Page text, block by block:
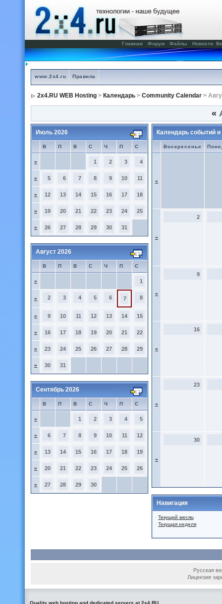
Главная Форум Файлы Новости
www.2x4.ru Правила
2x4.RU WEB Hosting > Календарь > Community Calendar >
«
Июль 2026
В П В С Ч П С
» 1 2 3 4
» 5 6 7 8 9 10 11
» 12 13 14 15 16 17 18
» 19 20 21 22 23 24 25
» 26 27 28 29 30 31
Август 2026
В П В С Ч П С
» 1
» 2 3 4 5 6 7 8
» 9 10 11 12 13 14 15
» 16 17 18 19 20 21 22
» 23 24 25 26 27 28 29
» 30 31
Сентябрь 2026
В П В С Ч П С
» 1 2 3 4 5
» 6 7 8 9 10 11 12
» 13 14 15 16 17 18 19
» 20 21 22 23 24 25 26
» 27 28 29 30
Календарь событий
Воскресенье
»
»
2
»
9
»
16
»
23
»
30
Навигация
· Текущий месяц
· Текущая неделя
Русская
Лицензия
Quality web hosting and dedicated servers at 2x4.RU